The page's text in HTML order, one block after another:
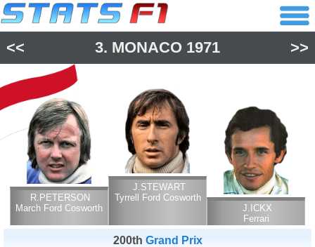
<< 3. MONACO 1971 >>
R.PETERSON
March Ford Cosworth
J.STEWART
Tyrrell Ford Cosworth
J.ICKX
Ferrari
200th Grand Prix